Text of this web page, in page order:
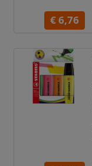
€ 6,76